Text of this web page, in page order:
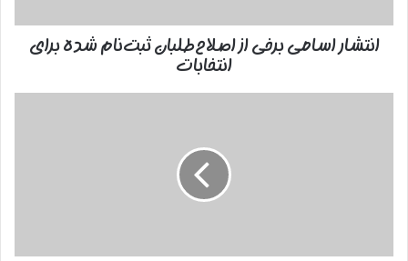
انتخابات
انتشار اسامی برخی از اصلاح‌طلبان ثبت‌نام شده برای
انتخابات